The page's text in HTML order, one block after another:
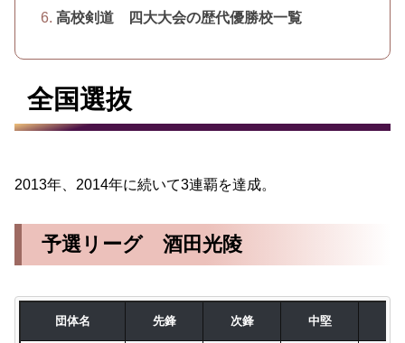
高校剣道 四大大会の歴代優勝校一覧
全国選抜
2013年、2014年に続いて3連覇を達成。
予選リーグ 酒田光陵
団体名 先鋒 次鋒 中堅